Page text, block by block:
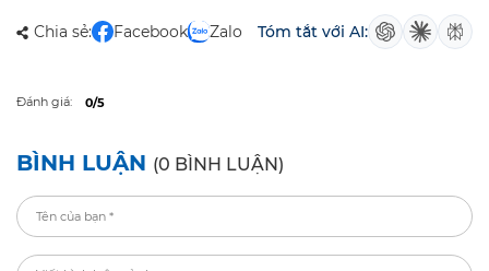
Chia sẻ: Facebook Zalo Tóm tắt với AI:
Đánh giá: 0/5
BÌNH LUẬN (0 BÌNH LUẬN)